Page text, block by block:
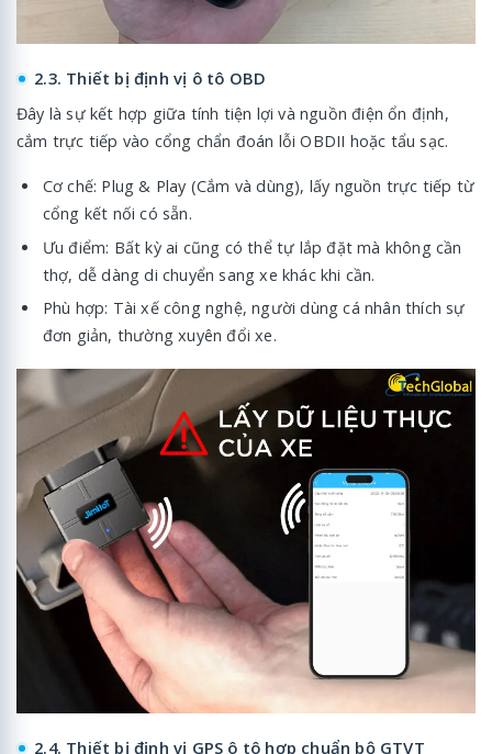
2.3. Thiết bị định vị ô tô OBD
Đây là sự kết hợp giữa tính tiện lợi và nguồn điện ổn định,
cắm trực tiếp vào cổng chẩn đoán lỗi OBDII hoặc tẩu sạc.
Cơ chế: Plug & Play (Cắm và dùng), lấy nguồn trực tiếp từ
cổng kết nối có sẵn.
Ưu điểm: Bất kỳ ai cũng có thể tự lắp đặt mà không cần
thợ, dễ dàng di chuyển sang xe khác khi cần.
Phù hợp: Tài xế công nghệ, người dùng cá nhân thích sự
đơn giản, thường xuyên đổi xe.
2.4. Thiết bị định vị GPS ô tô hợp chuẩn bộ GTVT